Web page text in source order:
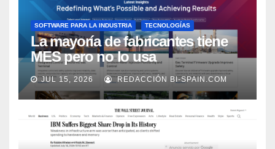
SOFTWARE PARA LA INDUSTRIA TECNOLOGÍAS
La mayoría de fabricantes tiene
MES pero no lo usa
adecuadamente, según Rockwell
Automation
JUL 15, 2026 REDACCIÓN BI-SPAIN.COM